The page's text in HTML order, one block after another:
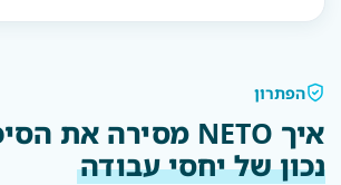
הפתרון
איך NETO מסירה את הסיכון ·
נכון של יחסי עבודה